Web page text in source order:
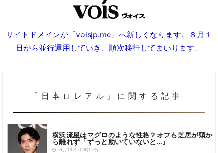
サイトドメインが「voisjp.me」へ新しくなります。８月１
日から並行運用していき、順次移行してまいります。
「日本ロレアル」に関する記事
横浜流星はマグロのような性格？オフも芝居が頭か
ら離れず「ずっと動いていないと…」
6月19日 07時07分